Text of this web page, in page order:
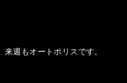
来週もオートポリスです。